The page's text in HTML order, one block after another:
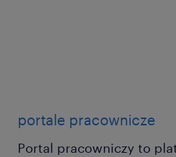
portale pracownicze
Portal pracowniczy to